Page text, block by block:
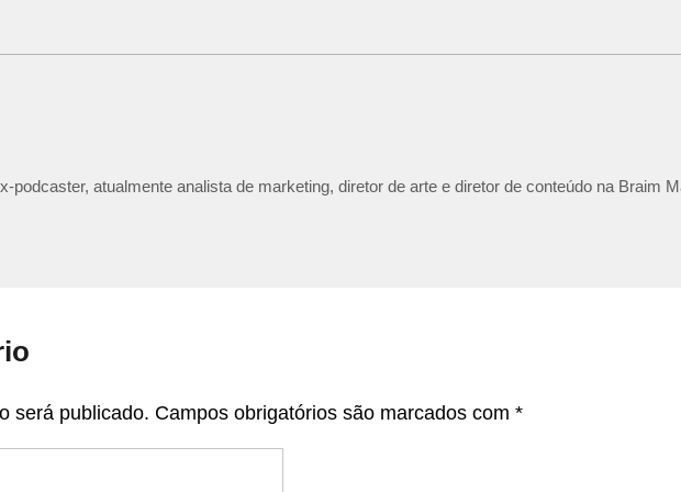
podcaster, atualmente analista de marketing, diretor de arte e diretor de conteúdo na Braim
será publicado. Campos obrigatórios são marcados com *